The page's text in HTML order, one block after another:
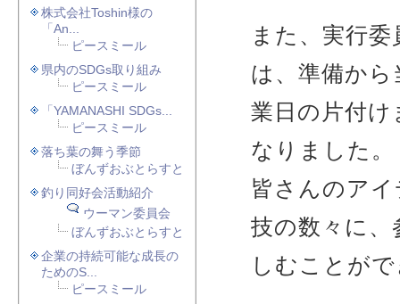
また、実行
は、準備から
業日の片付
なりました。
皆さんのア
技の数々に、
しむことが
株式会社Toshin様の
「An...
ピースミール
県内のSDGs取り組み
ピースミール
「YAMANASHI SDGs...
ピースミール
落ち葉の舞う季節
ぼんずおぶとらすと
釣り同好会活動紹介
ウーマン委員会
ぼんずおぶとらすと
企業の持続可能な成長の
ためのS...
ピースミール